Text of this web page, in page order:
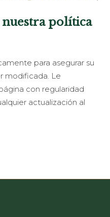
nuestra política
para asegurar su
modificada. Le
con regularidad
actualización al